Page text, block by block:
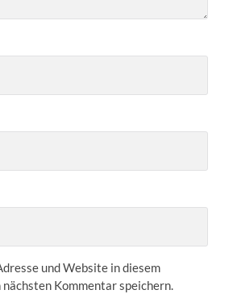
und Website in diesem
Kommentar speichern.